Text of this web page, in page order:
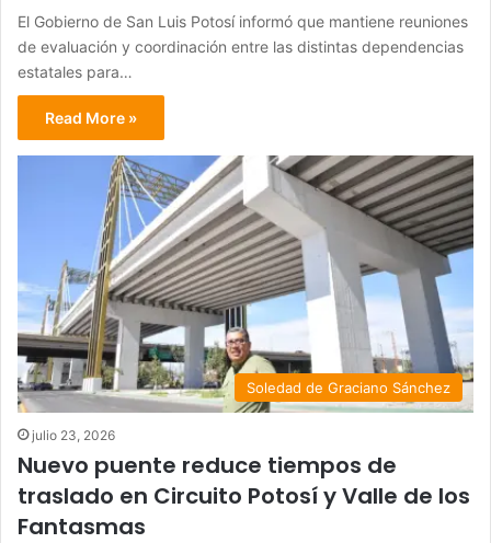
El Gobierno de San Luis Potosí informó que mantiene reuniones
de evaluación y coordinación entre las distintas dependencias
estatales para…
Read More »
Soledad de Graciano Sánchez
julio 23, 2026
Nuevo puente reduce tiempos de
traslado en Circuito Potosí y Valle de los
Fantasmas